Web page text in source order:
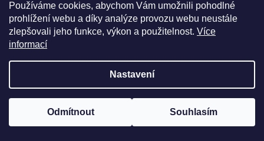
Používáme cookies, abychom Vám umožnili pohodlné
prohlížení webu a díky analýze provozu webu neustále
zlepšovali jeho funkce, výkon a použitelnost. Více
informací
Nastavení
Odmítnout Souhlasím
RAL 7032 (Štěrková šedá)
RAL 7033 (Cementová šedá) 5
RAL 7034 (Šedožlutá)